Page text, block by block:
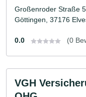
Großenroder Straße
Göttingen, 37176
0.0 (0
VGH